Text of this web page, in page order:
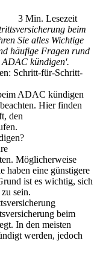
3 Min. Lesezeit
beim
Sie alles Wichtige
häufige Fragen rund
ADAC kündigen'.
Schritt-für-Schritt-
ADAC kündigen
Hier finden
den
Möglicherweise
haben eine günstigere
ist es wichtig, sich
sein.
beim
In den meisten
werden, jedoch